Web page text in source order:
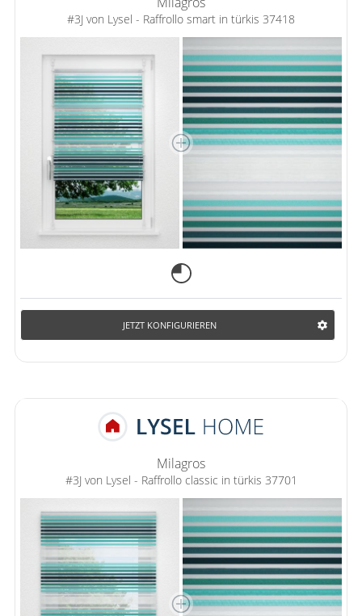
#3J von Lysel - Raffrollo smart in türkis 37418
JETZT KONFIGURIEREN
Milagros
#3J von Lysel - Raffrollo classic in türkis 37701